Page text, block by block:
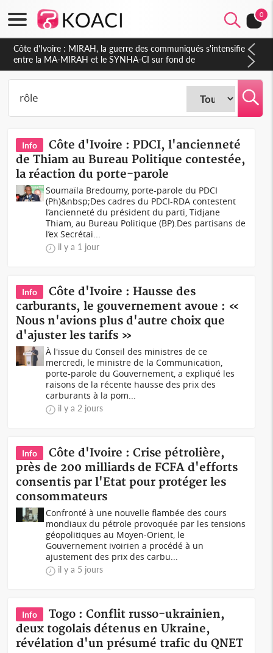
0
Côte d'Ivoire : Indépendance 2026, Thiam plaide pour un
environnement démocratique plus apaisé
Info
Côte d'Ivoire : PDCI, l'ancienneté
de Thiam au Bureau Politique contestée,
la réaction du porte-parole
Soumaïla Bredoumy, porte-parole du PDCI
(Ph)&nbsp;Des cadres du PDCI-RDA contestent
l’ancienneté du président du parti, Tidjane
Thiam, au Bureau Politique (BP).Des partisans de
l’ex Secrétai...
il y a 1 jour
Info
Côte d'Ivoire : Hausse des
carburants, le gouvernement avoue : «
Nous n'avions plus d'autre choix que
d'ajuster les tarifs »
À l'issue du Conseil des ministres de ce
mercredi, le ministre de la Communication,
porte-parole du Gouvernement, a expliqué les
raisons de la récente hausse des prix des
carburants à la pom...
il y a 2 jours
Info
Côte d'Ivoire : Crise pétrolière,
près de 200 milliards de FCFA d'efforts
consentis par l'Etat pour protéger les
consommateurs
Confronté à une nouvelle flambée des cours
mondiaux du pétrole provoquée par les tensions
géopolitiques au Moyen-Orient, le
Gouvernement ivoirien a procédé à un
ajustement des prix des carbu...
il y a 5 jours
Info
Togo : Conflit russo-ukrainien,
deux togolais détenus en Ukraine,
révélation d'un présumé trafic du QNET